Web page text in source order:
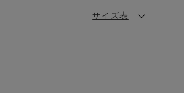
サイズ表